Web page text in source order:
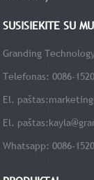
SUSISIEKITE SU
Granding
Telefonas: 0086-
El. paštas:
El. paštas:
Whatsapp: 0086-